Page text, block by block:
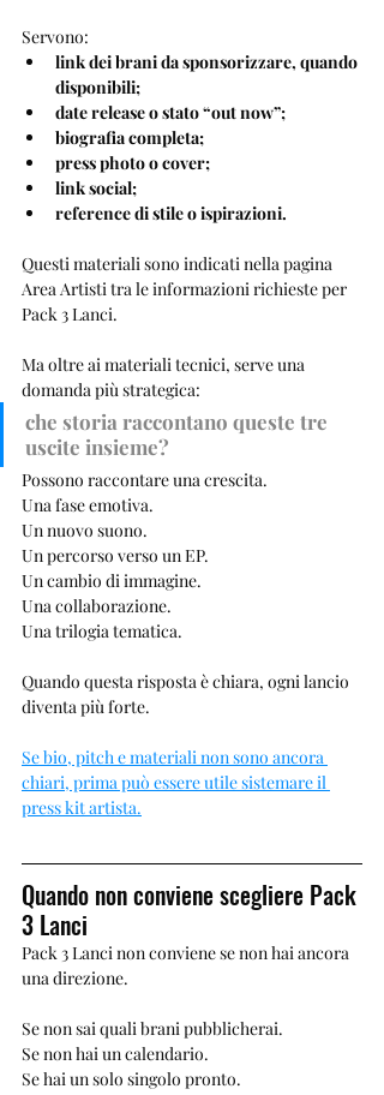
Servono:
link dei brani da sponsorizzare, quando
disponibili;
date release o stato “out now”;
biografia completa;
press photo o cover;
link social;
reference di stile o ispirazioni.
Questi materiali sono indicati nella pagina
Area Artisti tra le informazioni richieste per
Pack 3 Lanci.
Ma oltre ai materiali tecnici, serve una
domanda più strategica:
che storia raccontano queste tre
uscite insieme?
Possono raccontare una crescita.
Una fase emotiva.
Un nuovo suono.
Un percorso verso un EP.
Un cambio di immagine.
Una collaborazione.
Una trilogia tematica.
Quando questa risposta è chiara, ogni lancio
diventa più forte.
Se bio, pitch e materiali non sono ancora
chiari, prima può essere utile sistemare il
press kit artista.
Quando non conviene scegliere Pack
3 Lanci
Pack 3 Lanci non conviene se non hai ancora
una direzione.
Se non sai quali brani pubblicherai.
Se non hai un calendario.
Se hai un solo singolo pronto.